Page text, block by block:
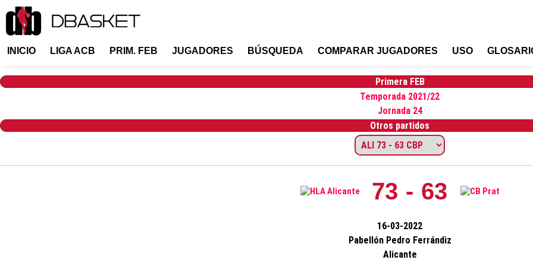
INICIO LIGA ACB PRIM. FEB JUGADORES BÚSQUEDA COMPARAR JUGADORES USO
Primera FEB
Temporada 2021/22
Jornada 24
Otros partidos
73 - 63
16-03-2022
Pabellón Pedro Ferrándiz
Alicante